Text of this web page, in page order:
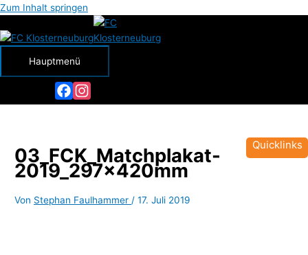
Zum Inhalt springen
Hauptmenü
03_FCK_Matchplakat-
2019_297x420mm
Von Stephan Faulhammer /17. Juli 2019
Quicklinks